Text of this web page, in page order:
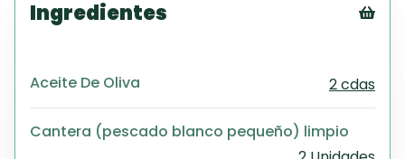
Ingredientes
Aceite De Oliva 2 cdas
Cantera (pescado blanco pequeño) limpio